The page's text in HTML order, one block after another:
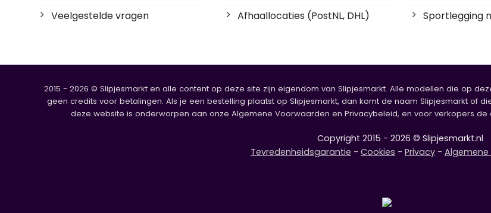
Veelgestelde vragen
Afhaallocaties (PostNL, DHL)
Sportlegging
2015 - 2026 © Slipjesmarkt en alle content op deze site zijn eigendom van Slipjesmarkt. Alle modellen die op
geen credits voor betalingen. Als je een bestelling plaatst op Slipjesmarkt, dan komt de naam Slipjesmarkt of
deze website is onderworpen aan onze Algemene Voorwaarden en Privacybeleid, en voor verkopers
Copyright 2015 - 2026 © Slipjesmarkt.nl
Tevredenheidsgarantie - Cookies - Privacy -